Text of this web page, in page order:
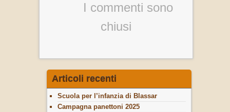
I commenti sono
chiusi
Articoli recenti
Scuola per l’infanzia di Blassar
Campagna panettoni 2025